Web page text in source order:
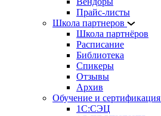
Прайс-листы
Школа партнеров
Школа партнёров
Расписание
Библиотека
Спикеры
Отзывы
Архив
Обучение и сертификация
1С:СЭЦ